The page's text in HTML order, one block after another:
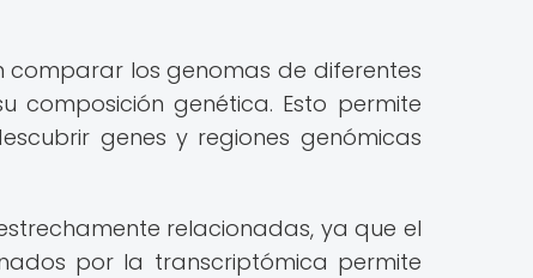
los genomas de diferentes
composición genética. Esto permite
genes y regiones genómicas
relacionadas, ya que el
por la transcriptómica permite